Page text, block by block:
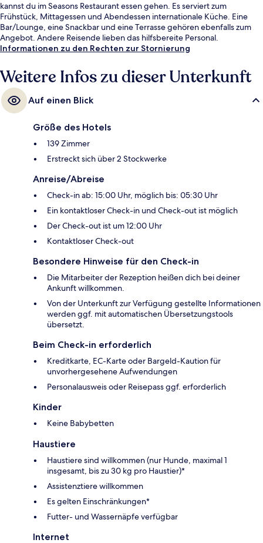
kannst du im Seasons Restaurant essen gehen. Es serviert zum
Frühstück, Mittagessen und Abendessen internationale Küche. Eine
Bar/Lounge, eine Snackbar und eine Terrasse gehören ebenfalls zum
Angebot. Andere Reisende lieben das hilfsbereite Personal.
Informationen zu den Rechten zur Stornierung
Weitere Infos zu dieser Unterkunft
Auf einen Blick
Größe des Hotels
139 Zimmer
Erstreckt sich über 2 Stockwerke
Anreise/Abreise
Check-in ab: 15:00 Uhr, möglich bis: 05:30 Uhr
Ein kontaktloser Check-in und Check-out ist möglich
Der Check-out ist um 12:00 Uhr
Kontaktloser Check-out
Besondere Hinweise für den Check-in
Die Mitarbeiter der Rezeption heißen dich bei deiner
Ankunft willkommen.
Von der Unterkunft zur Verfügung gestellte Informationen
werden ggf. mit automatischen Übersetzungstools
übersetzt.
Beim Check-in erforderlich
Kreditkarte, EC-Karte oder Bargeld-Kaution für
unvorhergesehene Aufwendungen
Personalausweis oder Reisepass ggf. erforderlich
Kinder
Keine Babybetten
Haustiere
Haustiere sind willkommen (nur Hunde, maximal 1
insgesamt, bis zu 30 kg pro Haustier)*
Assistenztiere willkommen
Es gelten Einschränkungen*
Futter- und Wassernäpfe verfügbar
Internet